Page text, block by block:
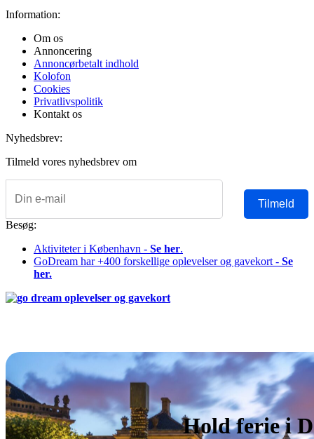
Information:
Om os
Annoncering
Annoncørbetalt indhold
Kolofon
Cookies
Privatlivspolitik
Kontakt os
Nyhedsbrev:
Tilmeld vores nyhedsbrev om
Tilmeld
Besøg:
Aktiviteter i København - Se her.
GoDream har +400 forskellige oplevelser og gavekort - Se
her.
Hold ferie i